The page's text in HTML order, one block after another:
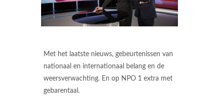
Met het laatste nieuws, gebeurtenissen van
nationaal en internationaal belang en de
weersverwachting. En op NPO 1 extra met
gebarentaal.